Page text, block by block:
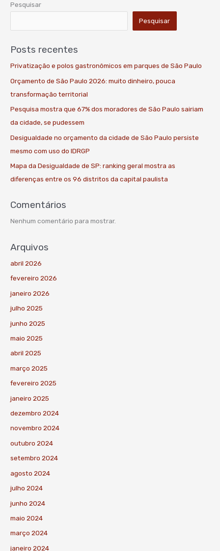
Pesquisar
Pesquisar
Posts recentes
Privatização e polos gastronômicos em parques de São Paulo
Orçamento de São Paulo 2026: muito dinheiro, pouca
transformação territorial
Pesquisa mostra que 67% dos moradores de São Paulo sairiam
da cidade, se pudessem
Desigualdade no orçamento da cidade de São Paulo persiste
mesmo com uso do IDRGP
Mapa da Desigualdade de SP: ranking geral mostra as
diferenças entre os 96 distritos da capital paulista
Comentários
Nenhum comentário para mostrar.
Arquivos
abril 2026
fevereiro 2026
janeiro 2026
julho 2025
junho 2025
maio 2025
abril 2025
março 2025
fevereiro 2025
janeiro 2025
dezembro 2024
novembro 2024
outubro 2024
setembro 2024
agosto 2024
julho 2024
junho 2024
maio 2024
março 2024
janeiro 2024